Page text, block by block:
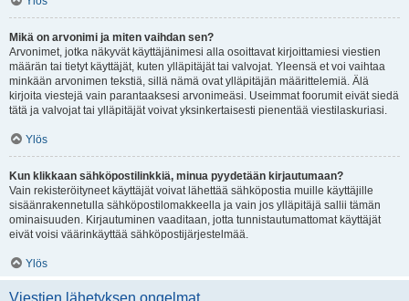
Mikä on arvonimi ja miten vaihdan sen?
Arvonimet, jotka näkyvät käyttäjänimesi alla osoittavat kirjoittamiesi viestien
määrän tai tietyt käyttäjät, kuten ylläpitäjät tai valvojat. Yleensä et voi vaihtaa
minkään arvonimen tekstiä, sillä nämä ovat ylläpitäjän määrittelemiä. Älä
kirjoita viestejä vain parantaaksesi arvonimeäsi. Useimmat foorumit eivät siedä
tätä ja valvojat tai ylläpitäjät voivat yksinkertaisesti pienentää viestilaskuriasi.
Ylös
Kun klikkaan sähköpostilinkkiä, minua pyydetään kirjautumaan?
Vain rekisteröityneet käyttäjät voivat lähettää sähköpostia muille käyttäjille
sisäänrakennetulla sähköpostilomakkeella ja vain jos ylläpitäjä sallii tämän
ominaisuuden. Kirjautuminen vaaditaan, jotta tunnistautumattomat käyttäjät
eivät voisi väärinkäyttää sähköpostijärjestelmää.
Ylös
Viestien lähetyksen ongelmat